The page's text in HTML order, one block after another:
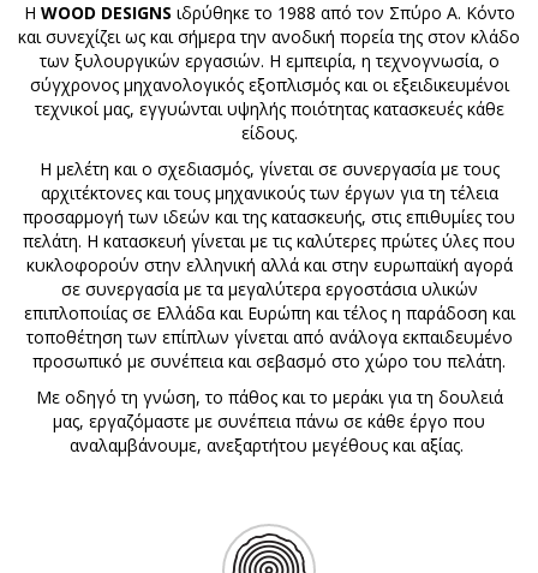
Η WOOD DESIGNS ιδρύθηκε το 1988 από τον Σπύρο Α. Κόντο
και συνεχίζει ως και σήμερα την ανοδική πορεία της στον κλάδο
των ξυλουργικών εργασιών. Η εμπειρία, η τεχνογνωσία, ο
σύγχρονος μηχανολογικός εξοπλισμός και οι εξειδικευμένοι
τεχνικοί μας, εγγυώνται υψηλής ποιότητας κατασκευές κάθε
είδους.
Η μελέτη και ο σχεδιασμός, γίνεται σε συνεργασία με τους
αρχιτέκτονες και τους μηχανικούς των έργων για τη τέλεια
προσαρμογή των ιδεών και της κατασκευής, στις επιθυμίες του
πελάτη. Η κατασκευή γίνεται με τις καλύτερες πρώτες ύλες που
κυκλοφορούν στην ελληνική αλλά και στην ευρωπαϊκή αγορά
σε συνεργασία με τα μεγαλύτερα εργοστάσια υλικών
επιπλοποιίας σε Ελλάδα και Ευρώπη και τέλος η παράδοση και
τοποθέτηση των επίπλων γίνεται από ανάλογα εκπαιδευμένο
προσωπικό με συνέπεια και σεβασμό στο χώρο του πελάτη.
Με οδηγό τη γνώση, το πάθος και το μεράκι για τη δουλειά
μας, εργαζόμαστε με συνέπεια πάνω σε κάθε έργο που
αναλαμβάνουμε, ανεξαρτήτου μεγέθους και αξίας.